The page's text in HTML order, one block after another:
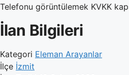
Telefonu görüntülemek KVKK
İlan Bilgileri
Kategori Eleman Arayanlar
İlçe İzmit